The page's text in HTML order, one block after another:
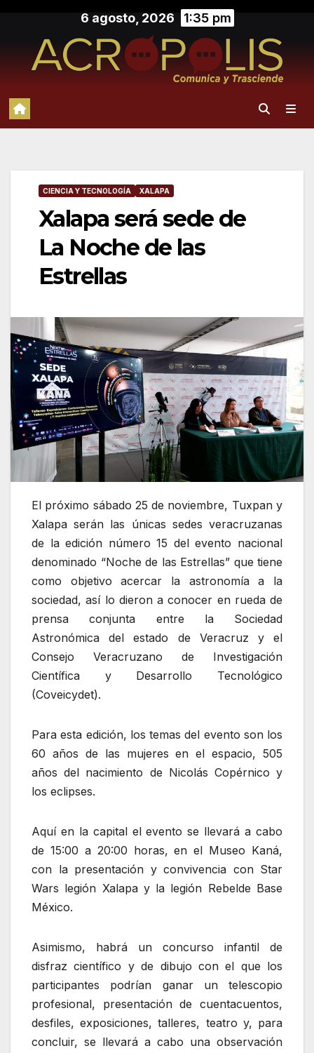
contenido
6 agosto, 2026 1:35 pm
CIENCIA Y TECNOLOGÍA XALAPA
Xalapa será sede de
La Noche de las
Estrellas
El próximo sábado 25 de noviembre, Tuxpan y
Xalapa serán las únicas sedes veracruzanas
de la edición número 15 del evento nacional
denominado “Noche de las Estrellas” que tiene
como objetivo acercar la astronomía a la
sociedad, así lo dieron a conocer en rueda de
prensa conjunta entre la Sociedad
Astronómica del estado de Veracruz y el
Consejo Veracruzano de Investigación
Científica y Desarrollo Tecnológico
(Coveicydet).
Para esta edición, los temas del evento son los
60 años de las mujeres en el espacio, 505
años del nacimiento de Nicolás Copérnico y
los eclipses.
Aquí en la capital el evento se llevará a cabo
de 15:00 a 20:00 horas, en el Museo Kaná,
con la presentación y convivencia con Star
Wars legión Xalapa y la legión Rebelde Base
México.
Asimismo, habrá un concurso infantil de
disfraz científico y de dibujo con el que los
participantes podrían ganar un telescopio
profesional, presentación de cuentacuentos,
desfiles, exposiciones, talleres, teatro y, para
concluir, se llevará a cabo una observación